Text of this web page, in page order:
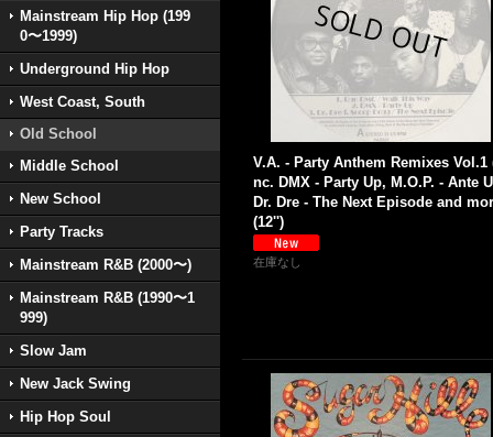
Mainstream Hip Hop (199
0〜1999)
Underground Hip Hop
West Coast, South
Old School
Middle School
New School
Party Tracks
Mainstream R&B (2000〜)
Mainstream R&B (1990〜1
999)
Slow Jam
New Jack Swing
Hip Hop Soul
V.A. - Party Anthem Remixes Vol.1
nc. DMX - Party Up, M.O.P. - Ante
Dr. Dre - The Next Episode and
(12'')
在庫なし